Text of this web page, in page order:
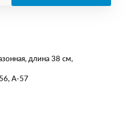
длина 38 см,
А-57